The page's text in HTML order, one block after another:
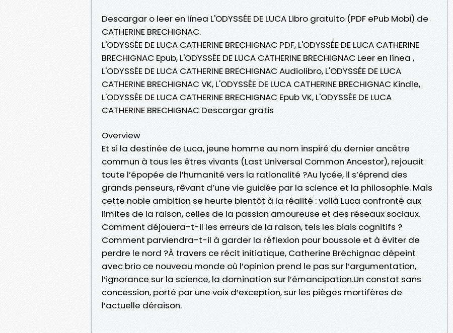
Descargar o leer en línea L'ODYSSÉE DE LUCA Libro gratuito (PDF ePub Mobi) de
CATHERINE BRECHIGNAC.
L'ODYSSÉE DE LUCA CATHERINE BRECHIGNAC PDF, L'ODYSSÉE DE LUCA CATHERINE
BRECHIGNAC Epub, L'ODYSSÉE DE LUCA CATHERINE BRECHIGNAC Leer en línea ,
L'ODYSSÉE DE LUCA CATHERINE BRECHIGNAC Audiolibro, L'ODYSSÉE DE LUCA
CATHERINE BRECHIGNAC VK, L'ODYSSÉE DE LUCA CATHERINE BRECHIGNAC Kindle,
L'ODYSSÉE DE LUCA CATHERINE BRECHIGNAC Epub VK, L'ODYSSÉE DE LUCA
CATHERINE BRECHIGNAC Descargar gratis
Overview
Et si la destinée de Luca, jeune homme au nom inspiré du dernier ancêtre
commun à tous les êtres vivants (Last Universal Common Ancestor), rejouait
toute l’épopée de l’humanité vers la rationalité ?Au lycée, il s’éprend des
grands penseurs, rêvant d’une vie guidée par la science et la philosophie. Mais
cette noble ambition se heurte bientôt à la réalité : voilà Luca confronté aux
limites de la raison, celles de la passion amoureuse et des réseaux sociaux.
Comment déjouera-t-il les erreurs de la raison, tels les biais cognitifs ?
Comment parviendra-t-il à garder la réflexion pour boussole et à éviter de
perdre le nord ?À travers ce récit initiatique, Catherine Bréchignac dépeint
avec brio ce nouveau monde où l’opinion prend le pas sur l’argumentation,
l’ignorance sur la science, la domination sur l’émancipation.Un constat sans
concession, porté par une voix d’exception, sur les pièges mortifères de
l’actuelle déraison.